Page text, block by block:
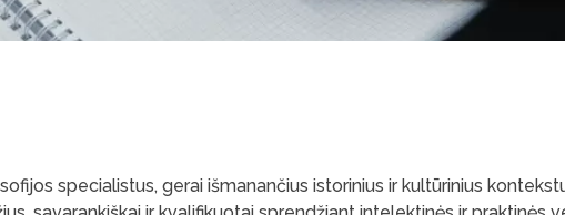
specialistus, gerai išmanančius istorinius ir kultūrinius